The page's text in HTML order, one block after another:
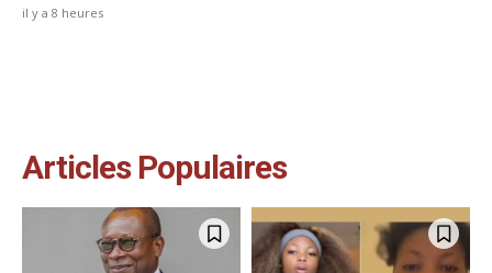
il y a 8 heures
Articles Populaires